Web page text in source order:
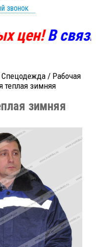
звонок
цен!Всвязи
Спецодежда/ Рабочая
теплая зимняя
зимняя